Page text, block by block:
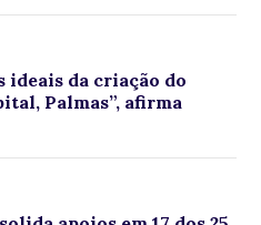
ideais da criação do
Palmas”, afirma